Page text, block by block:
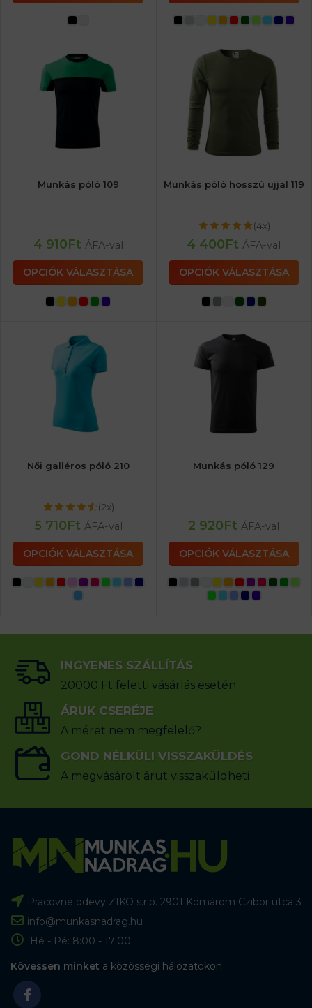
Munkás póló 109
4 910Ft ÁFA-val
OPCIÓK VÁLASZTÁSA
Munkás póló hosszú ujjal 119
(4x)
4 400Ft ÁFA-val
OPCIÓK VÁLASZTÁSA
Női galléros póló 210
(2x)
5 710Ft ÁFA-val
OPCIÓK VÁLASZTÁSA
Munkás póló 129
2 920Ft ÁFA-val
OPCIÓK VÁLASZTÁSA
INGYENES SZÁLLÍTÁS
20000 Ft feletti vásárlás esetén
ÁRUK CSERÉJE
A méret nem megfelelő?
GOND NÉLKÜLI VISSZAKÜLDÉS
A megvásárolt árut visszaküldheti
Pracovné odevy ZIKO s.r.o. 2901 Komárom Czibor utca 3
info@munkasnadrag.hu
Hé - Pé: 8:00 - 17:00
Kövessen minket a közösségi hálózatokon